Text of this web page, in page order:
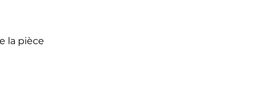
la pièce